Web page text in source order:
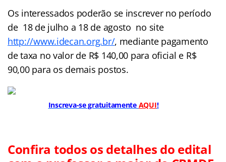
Os interessados poderão se inscrever no período
de 18 de julho a 18 de agosto no site
http://www.idecan.org.br/, mediante pagamento
de taxa no valor de R$ 140,00 para oficial e R$
90,00 para os demais postos.
Inscreva-se gratuitamente AQUI!
Confira todos os detalhes do edital